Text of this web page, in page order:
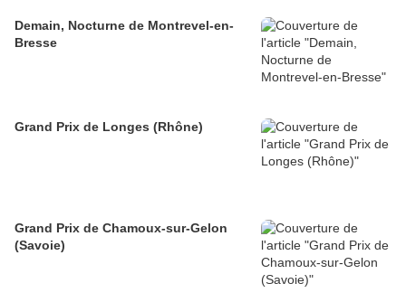
Demain, Nocturne de Montrevel-en-
Bresse
Grand Prix de Longes (Rhône)
Grand Prix de Chamoux-sur-Gelon
(Savoie)